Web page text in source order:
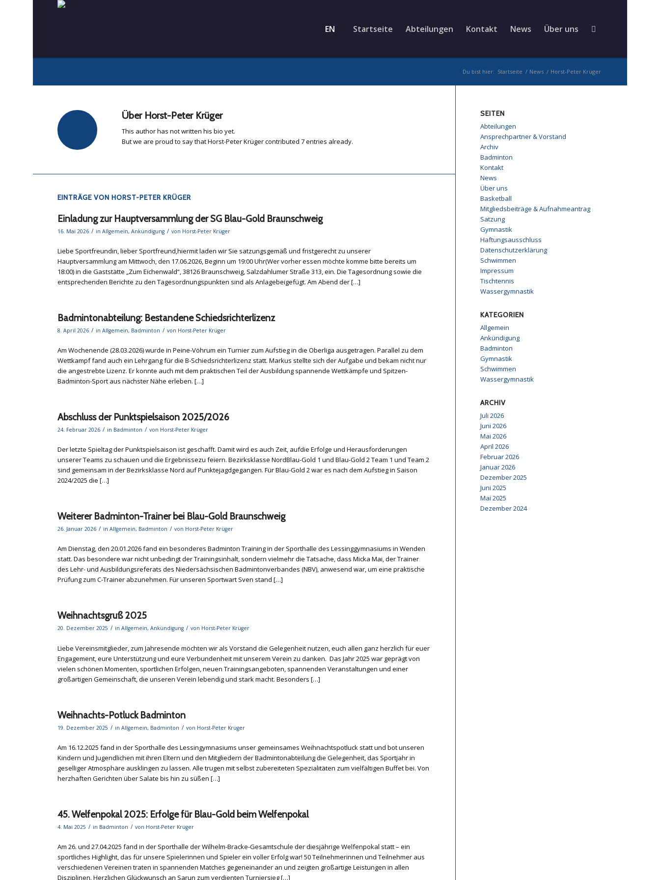
EN Startseite Abteilungen Kontakt News Über uns
Du bist hier: Startseite / News / Horst-Peter Krüger
Über Horst-Peter Krüger
This author has not written his bio yet.
But we are proud to say thatHorst-Peter Krügercontributed 7 entries already.
EINTRÄGE VON HORST-PETER KRÜGER
Einladung zur Hauptversammlung der SG Blau-Gold Braunschweig
16. Mai 2026 / inAllgemein,Ankündigung / von Horst-Peter Krüger
Liebe Sportfreundin, lieber Sportfreund,hiermit laden wir Sie satzungsgemäß und fristgerecht zu unserer
Hauptversammlung am Mittwoch, den 17.06.2026, Beginn um 19:00 Uhr(Wer vorher essen möchte komme bitte bereits um
18:00) in die Gaststätte „Zum Eichenwald“, 38126 Braunschweig, Salzdahlumer Straße 313, ein. Die Tagesordnung sowie die
entsprechenden Berichte zu den Tagesordnungspunkten sind als Anlagebeigefügt. Am Abend der […]
Badmintonabteilung: Bestandene Schiedsrichterlizenz
8. April 2026 / inAllgemein, Badminton / von Horst-Peter Krüger
Am Wochenende (28.03.2026) wurde in Peine-Vöhrum ein Turnier zum Aufstieg in die Oberliga ausgetragen. Parallel zu dem
Wettkampf fand auch ein Lehrgang für die B-Schiedsrichterlizenz statt. Markus stellte sich der Aufgabe und bekam nicht nur
die angestrebte Lizenz. Er konnte auch mit dem praktischen Teil der Ausbildung spannende Wettkämpfe und Spitzen-
Badminton-Sport aus nächster Nähe erleben. […]
Abschluss der Punktspielsaison 2025/2026
24. Februar 2026 / in Badminton / von Horst-Peter Krüger
Der letzte Spieltag der Punktspielsaison ist geschafft. Damit wird es auch Zeit, aufdie Erfolge und Herausforderungen
unserer Teams zu schauen und die Ergebnissezu feiern. Bezirksklasse NordBlau-Gold 1 und Blau-Gold 2 Team 1 und Team 2
sind gemeinsam in der Bezirksklasse Nord auf Punktejagdgegangen. Für Blau-Gold 2 war es nach dem Aufstieg in Saison
2024/2025 die […]
Weiterer Badminton-Trainer bei Blau-Gold Braunschweig
26. Januar 2026 / inAllgemein, Badminton / von Horst-Peter Krüger
Am Dienstag, den 20.01.2026 fand ein besonderes Badminton Training in der Sporthalle des Lessinggymnasiums in Wenden
statt. Das besondere war nicht unbedingt der Trainingsinhalt, sondern vielmehr die Tatsache, dass Micka Mai, der Trainer
des Lehr- und Ausbildungsreferats des Niedersächsischen Badmintonverbandes (NBV), anwesend war, um eine praktische
Prüfung zum C-Trainer abzunehmen. Für unseren Sportwart Sven stand […]
Weihnachtsgruß 2025
20. Dezember 2025 / inAllgemein,Ankündigung / von Horst-Peter Krüger
Liebe Vereinsmitglieder, zum Jahresende möchten wir als Vorstand die Gelegenheit nutzen, euch allen ganz herzlich für euer
Engagement, eure Unterstützung und eure Verbundenheit mit unserem Verein zu danken. Das Jahr 2025 war geprägt von
vielen schönen Momenten, sportlichen Erfolgen, neuen Trainingsangeboten, spannenden Veranstaltungen und einer
großartigen Gemeinschaft, die unseren Verein lebendig und stark macht. Besonders […]
Weihnachts-Potluck Badminton
19. Dezember 2025 / inAllgemein, Badminton / von Horst-Peter Krüger
Am 16.12.2025 fand in der Sporthalle des Lessingymnasiums unser gemeinsames Weihnachtspotluck statt und bot unseren
Kindern und Jugendlichen mit ihren Eltern und den Mitgliedern der Badmintonabteilung die Gelegenheit, das Sportjahr in
geselliger Atmosphäre ausklingen zu lassen. Alle trugen mit selbst zubereiteten Spezialitäten zum vielfältigen Buffet bei. Von
herzhaften Gerichten über Salate bis hin zu süßen […]
45. Welfenpokal 2025: Erfolge für Blau-Gold beim Welfenpokal
4. Mai 2025 / in Badminton / von Horst-Peter Krüger
Am 26. und 27.04.2025 fand in der Sporthalle der Wilhelm-Bracke-Gesamtschule der diesjährige Welfenpokal statt – ein
sportliches Highlight, das für unsere Spielerinnen und Spieler ein voller Erfolg war! 50 Teilnehmerinnen und Teilnehmer aus
verschiedenen Vereinen traten in spannenden Matches gegeneinander an und zeigten großartige Leistungen in allen
Disziplinen. Herzlichen Glückwunsch an Sarun zum verdienten Turniersieg […]
SEITEN
Abteilungen
Ansprechpartner & Vorstand
Archiv
Badminton
Kontakt
News
Über uns
Basketball
Mitgliedsbeiträge & Aufnahmeantrag
Satzung
Gymnastik
Haftungsausschluss
Datenschutzerklärung
Schwimmen
Impressum
Tischtennis
Wassergymnastik
KATEGORIEN
Allgemein
Ankündigung
Badminton
Gymnastik
Schwimmen
Wassergymnastik
ARCHIV
Juli 2026
Juni 2026
Mai 2026
April 2026
Februar 2026
Januar 2026
Dezember 2025
Juni 2025
Mai 2025
Dezember 2024